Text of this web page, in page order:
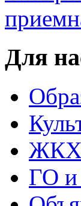
Для
ЖКХ
ГО